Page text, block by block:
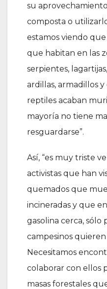
su
composta o
estamos viendo que
que habitan en las
serpientes,
ardillas, armadillos
reptiles acaban
mayoría no tiene
resguardarse”.
Así, “es muy triste
activistas que han
quemados que
incineradas y que
gasolina cerca, sólo
campesinos quieren
Necesitamos
colaborar con ellos
masas forestales